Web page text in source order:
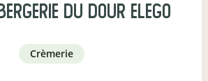
du dour elego
crèmerie